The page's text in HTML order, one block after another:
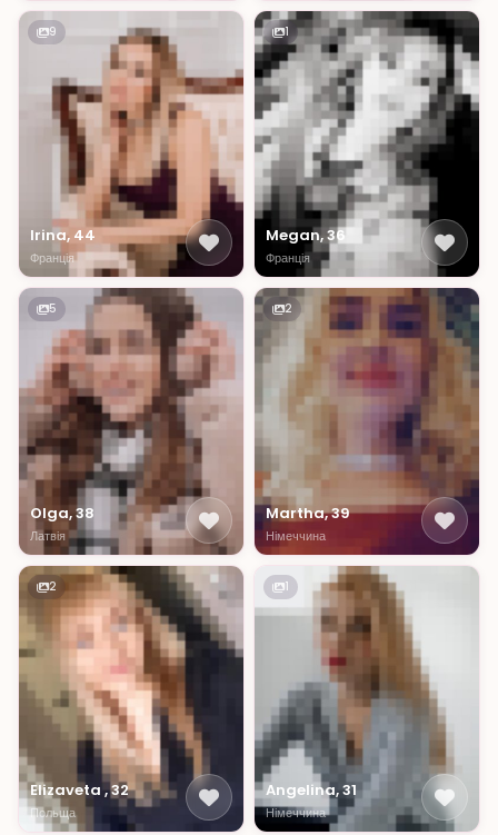
9
Irina, 44
Франція
1
Megan, 36
Франція
5
Olga, 38
Латвія
2
Martha, 39
Німеччина
2
Elizaveta , 32
Польща
1
Angelina, 31
Німеччина